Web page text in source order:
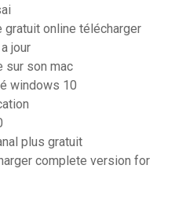
gratuit online télécharger
jour
sur son mac
windows 10
plus gratuit
complete version for